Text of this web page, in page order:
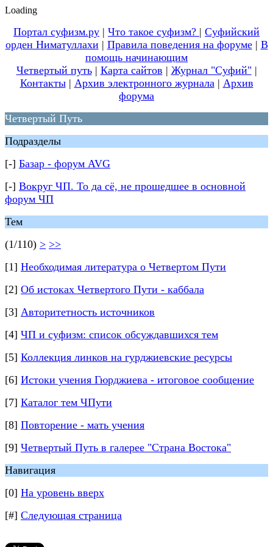
Loading
Портал суфизм.ру | Что такое суфизм? | Суфийский
орден Ниматуллахи | Правила поведения на форуме| В
помощь начинающим
Четвертый путь| Карта сайтов | Журнал "Суфий"|
Контакты| Архив электронного журнала| Архив
форума
Четвертый Путь
Подразделы
[-] Базар - форум AVG
[-] Вокруг ЧП. То да сё, не прошедшее в основной
форум ЧП
Тем
(1/110) > >>
[1] Необходимая литература о Четвертом Пути
[2] Об истоках Четвертого Пути - каббала
[3] Авторитетность источников
[4] ЧП и суфизм: список обсуждавшихся тем
[5] Коллекция линков на гурджиевские ресурсы
[6] Истоки учения Гюрджиева - итоговое сообщение
[7] Каталог тем ЧПути
[8] Повторение - мать учения
[9] Четвертый Путь в галерее "Страна Востока"
Навигация
[0] На уровень вверх
[#] Следующая страница